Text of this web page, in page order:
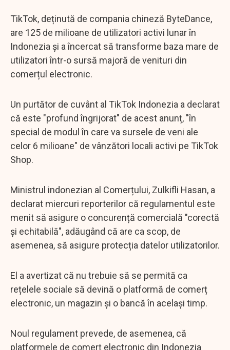
TikTok, deținută de compania chineză ByteDance,
are 125 de milioane de utilizatori activi lunar în
Indonezia și a încercat să transforme baza mare de
utilizatori într-o sursă majoră de venituri din
comerțul electronic.
Un purtător de cuvânt al TikTok Indonezia a declarat
că este "profund îngrijorat" de acest anunț, "în
special de modul în care va sursele de veni ale
celor 6 milioane" de vânzători locali activi pe TikTok
Shop.
Ministrul indonezian al Comerțului, Zulkifli Hasan, a
declarat miercuri reporterilor că regulamentul este
menit să asigure o concurență comercială "corectă
și echitabilă", adăugând că are ca scop, de
asemenea, să asigure protecția datelor utilizatorilor.
El a avertizat că nu trebuie să se permită ca
rețelele sociale să devină o platformă de comerț
electronic, un magazin și o bancă în același timp.
Noul regulament prevede, de asemenea, că
platformele de comerț electronic din Indonezia